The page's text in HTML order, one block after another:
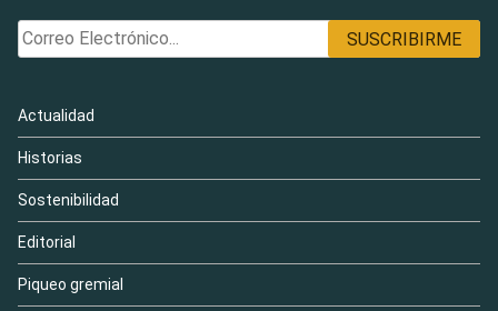
Actualidad
Historias
Sostenibilidad
Editorial
Piqueo gremial